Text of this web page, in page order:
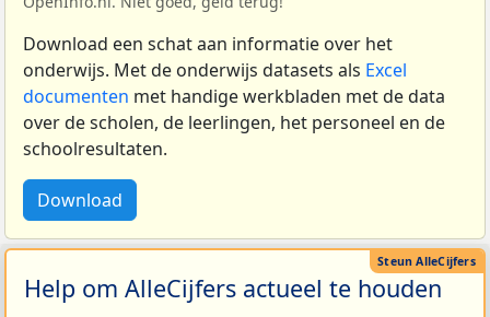
Download een schat aan informatie over het
onderwijs. Met de onderwijs datasets als Excel
documenten met handige werkbladen met de data
over de scholen, de leerlingen, het personeel en de
schoolresultaten.
Download
Help om AlleCijfers actueel te houden